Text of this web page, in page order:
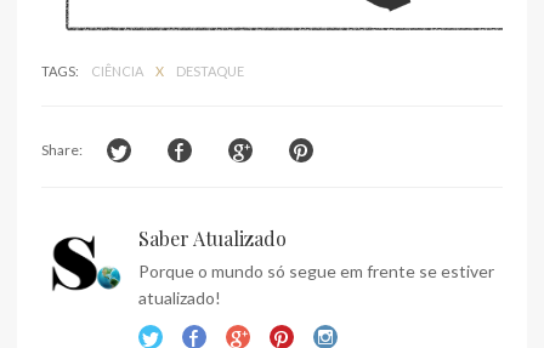
TAGS: CIÊNCIA X DESTAQUE
Share:
Saber Atualizado
Porque o mundo só segue em frente se estiver
atualizado!